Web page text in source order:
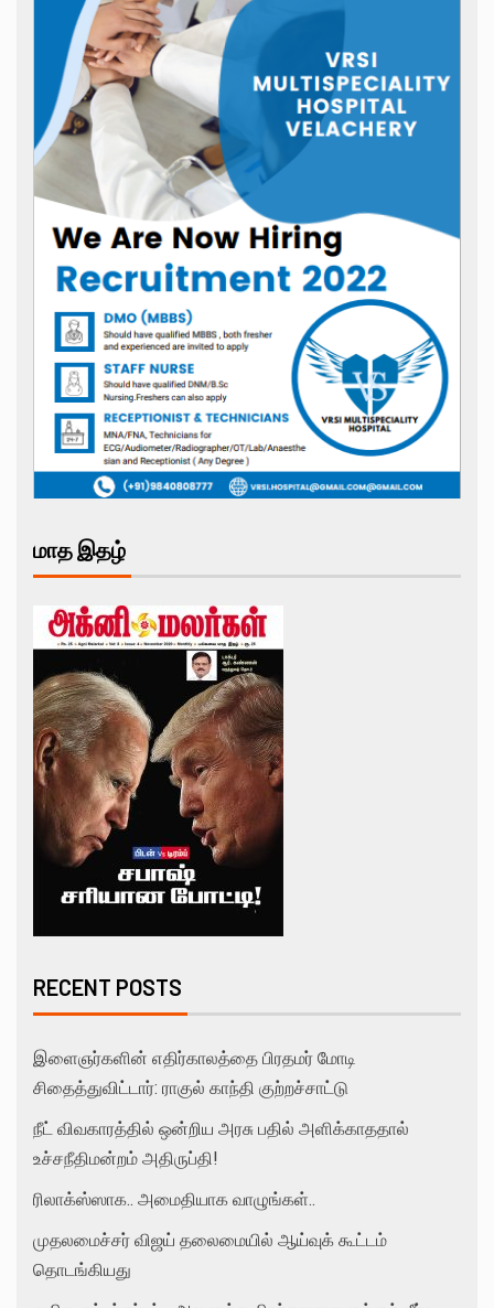
மாத இதழ்
RECENT POSTS
இளைஞர்களின் எதிர்காலத்தை பிரதமர் மோடி
சிதைத்துவிட்டார்: ராகுல் காந்தி குற்றச்சாட்டு
நீட் விவகாரத்தில் ஒன்றிய அரசு பதில் அளிக்காததால்
உச்சநீதிமன்றம் அதிருப்தி!
ரிலாக்ஸ்ஸாக.. அமைதியாக வாழுங்கள்..
முதலமைச்சர் விஜய் தலைமையில் ஆய்வுக் கூட்டம்
தொடங்கியது